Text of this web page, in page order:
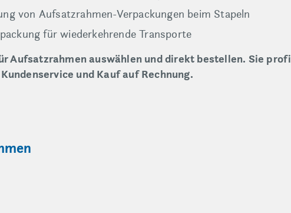
von Aufsatzrahmen-Verpackungen beim Stapeln
für wiederkehrende Transporte
Aufsatzrahmen auswählen und direkt bestellen. Sie
und Kauf auf Rechnung.